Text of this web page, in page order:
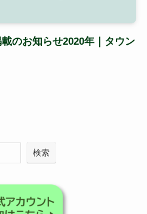
のお知らせ2020年｜タウン
検索